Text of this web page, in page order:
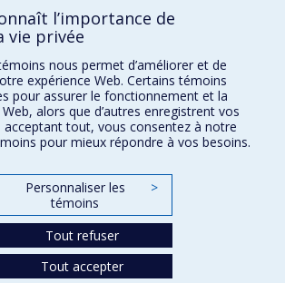
de l'ESPUM
l’importance de
vie privée
nous permet d’améliorer et de
expérience Web. Certains témoins
pour assurer le fonctionnement et la
alors que d’autres enregistrent vos
acceptant tout, vous consentez à notre
pour mieux répondre à vos besoins.
Personnaliser les
témoins
>
Tout refuser
Tout accepter